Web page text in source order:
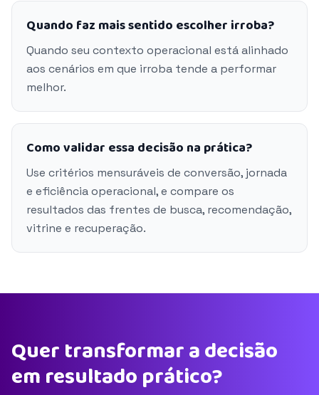
Quando faz mais sentido escolher irroba?
Quando seu contexto operacional está alinhado
aos cenários em que irroba tende a performar
melhor.
Como validar essa decisão na prática?
Use critérios mensuráveis de conversão, jornada
e eficiência operacional, e compare os
resultados das frentes de busca, recomendação,
vitrine e recuperação.
Quer transformar a decisão
em resultado prático?